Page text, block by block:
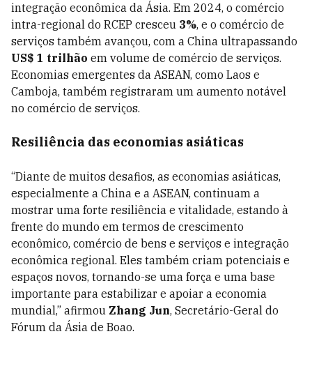
integração econômica da Ásia. Em 2024, o comércio
intra-regional do RCEP cresceu 3%, e o comércio de
serviços também avançou, com a China ultrapassando
US$ 1 trilhão em volume de comércio de serviços.
Economias emergentes da ASEAN, como Laos e
Camboja, também registraram um aumento notável
no comércio de serviços.
Resiliência das economias asiáticas
“Diante de muitos desafios, as economias asiáticas,
especialmente a China e a ASEAN, continuam a
mostrar uma forte resiliência e vitalidade, estando à
frente do mundo em termos de crescimento
econômico, comércio de bens e serviços e integração
econômica regional. Eles também criam potenciais e
espaços novos, tornando-se uma força e uma base
importante para estabilizar e apoiar a economia
mundial,” afirmou Zhang Jun, Secretário-Geral do
Fórum da Ásia de Boao.